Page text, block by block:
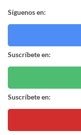
Síguenos en:
Suscríbete en:
Suscríbete en: